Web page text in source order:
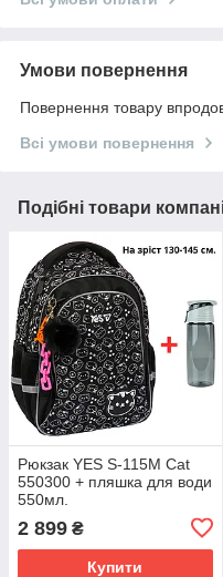
Умови повернення
Повернення товару
Всі умови повернення
Подібні товари
Рюкзак YES S-115M Cat
550300 + пляшка для води
550мл.
2 899 ₴
Купити